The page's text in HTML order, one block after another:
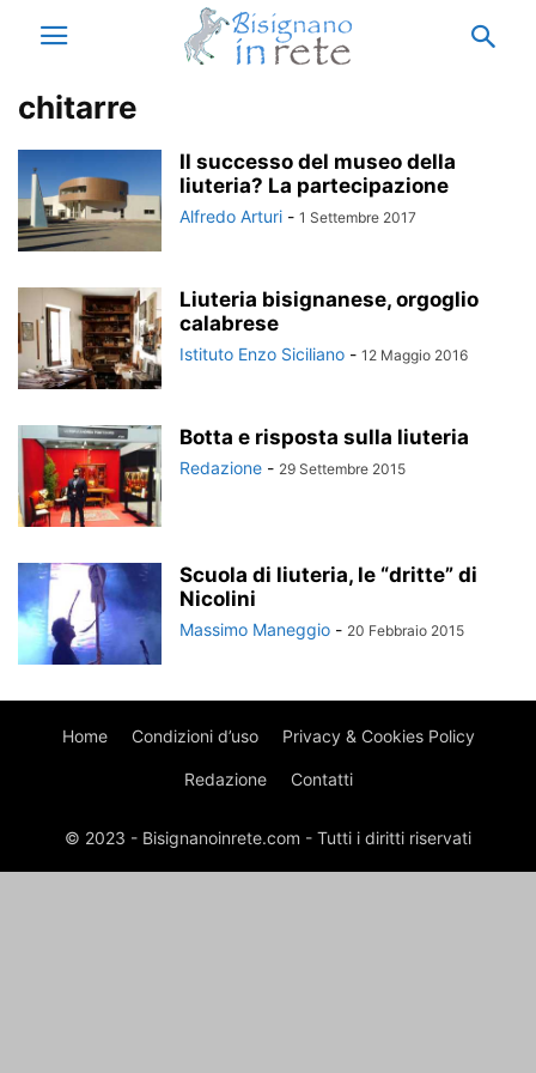
chitarre
Il successo del museo della
liuteria? La partecipazione
Alfredo Arturi - 1 Settembre 2017
Liuteria bisignanese, orgoglio
calabrese
Istituto Enzo Siciliano - 12 Maggio 2016
Botta e risposta sulla liuteria
Redazione - 29 Settembre 2015
Scuola di liuteria, le “dritte” di
Nicolini
Massimo Maneggio - 20 Febbraio 2015
Home Condizioni d’uso Privacy & Cookies Policy
Redazione Contatti
© 2023 - Bisignanoinrete.com - Tutti i diritti riservati